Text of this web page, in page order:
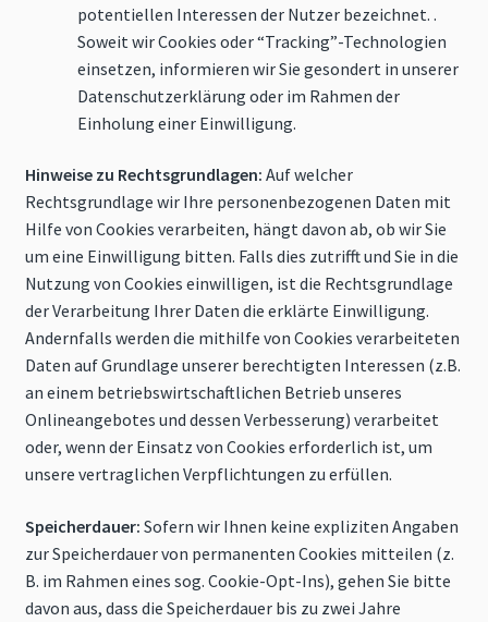
potentiellen Interessen der Nutzer bezeichnet. .
Soweit wir Cookies oder “Tracking”-Technologien
einsetzen, informieren wir Sie gesondert in unserer
Datenschutzerklärung oder im Rahmen der
Einholung einer Einwilligung.
Hinweise zu Rechtsgrundlagen: Auf welcher
Rechtsgrundlage wir Ihre personenbezogenen Daten mit
Hilfe von Cookies verarbeiten, hängt davon ab, ob wir Sie
um eine Einwilligung bitten. Falls dies zutrifft und Sie in die
Nutzung von Cookies einwilligen, ist die Rechtsgrundlage
der Verarbeitung Ihrer Daten die erklärte Einwilligung.
Andernfalls werden die mithilfe von Cookies verarbeiteten
Daten auf Grundlage unserer berechtigten Interessen (z.B.
an einem betriebswirtschaftlichen Betrieb unseres
Onlineangebotes und dessen Verbesserung) verarbeitet
oder, wenn der Einsatz von Cookies erforderlich ist, um
unsere vertraglichen Verpflichtungen zu erfüllen.
Speicherdauer: Sofern wir Ihnen keine expliziten Angaben
zur Speicherdauer von permanenten Cookies mitteilen (z.
B. im Rahmen eines sog. Cookie-Opt-Ins), gehen Sie bitte
davon aus, dass die Speicherdauer bis zu zwei Jahre